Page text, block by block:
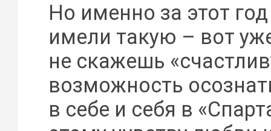
Но именно за этот
имели такую – вот
не скажешь
возможность
в себе и себя в